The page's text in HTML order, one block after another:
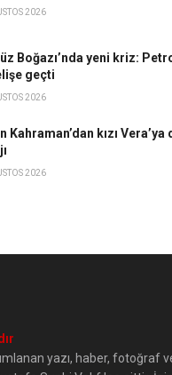
2026
Boğazı’nda yeni kriz:
geçti
2026
Kahraman’dan kızı
2026
yazı, haber, fotoğraf